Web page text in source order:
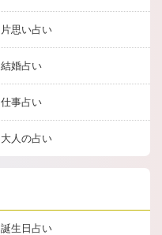
片思い占い
結婚占い
仕事占い
大人の占い
誕生日占い